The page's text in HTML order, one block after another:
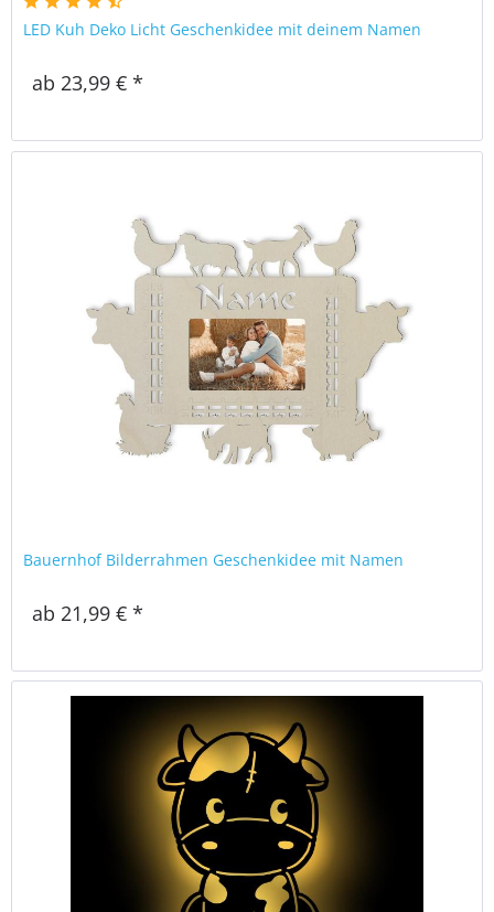
LED Kuh Deko Licht Geschenkidee mit deinem Namen
ab 23,99 € *
Bauernhof Bilderrahmen Geschenkidee mit Namen
ab 21,99 € *